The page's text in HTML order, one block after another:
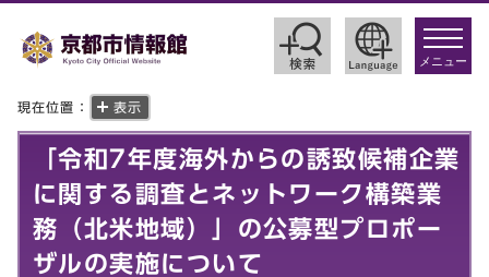
toggle
メニュー
現在位置： 表示
「令和7年度海外からの誘致候補企業
に関する調査とネットワーク構築業
務（北米地域）」の公募型プロポー
ザルの実施について